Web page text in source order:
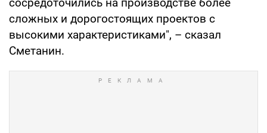
сложных и дорогостоящих проектов с
высокими характеристиками", – сказал
Сметанин.